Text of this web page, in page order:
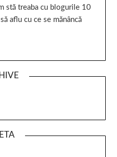
stă treaba cu blogurile 10
aflu cu ce se mănâncă